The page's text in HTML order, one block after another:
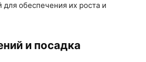
для обеспечения их роста и
и посадка